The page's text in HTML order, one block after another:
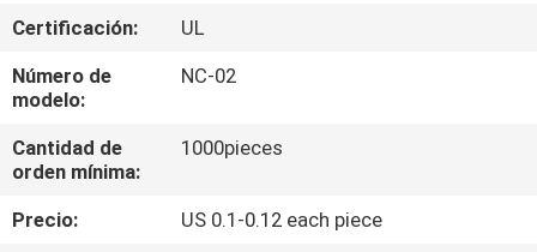
DE
LA
DE
Certificación:
UL
Número de
modelo:
NC-02
Cantidad de
orden mínima:
1000pieces
Precio:
US 0.1-0.12 each piece